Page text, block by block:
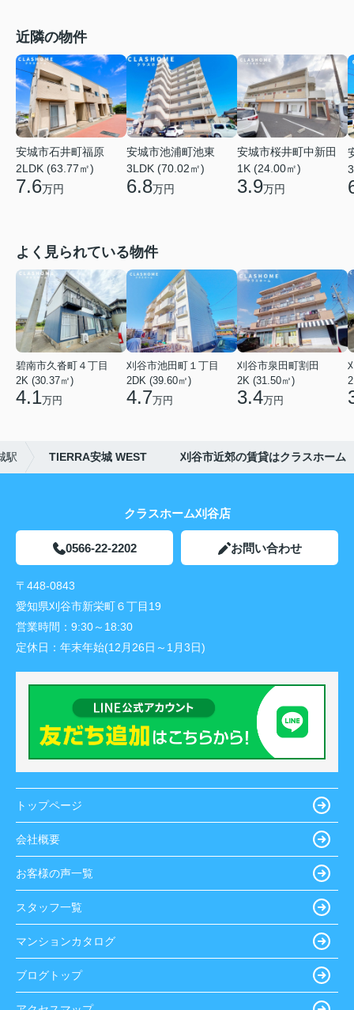
近隣の物件
安城市石井町福原
2LDK (63.77㎡)
7.6万円
安城市池浦町池東
3LDK (70.02㎡)
6.8万円
安城市桜井町中新田
1K (24.00㎡)
3.9万円
よく見られている物件
碧南市久沓町４丁目
2K (30.37㎡)
4.1万円
刈谷市池田町１丁目
2DK (39.60㎡)
4.7万円
刈谷市泉田町割田
2K (31.50㎡)
3.4万円
駅 TIERRA安城 WEST 刈谷市近郊の賃貸はクラスホーム
クラスホーム刈谷店
0566-22-2202 お問い合わせ
〒448-0843
愛知県刈谷市新栄町６丁目19
営業時間： 9:30～18:30
定休日： 年末年始(12月26日～1月3日)
トップページ
会社概要
お客様の声一覧
スタッフ一覧
マンションカタログ
ブログトップ